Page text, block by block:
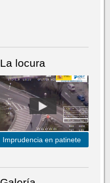
La locura
Imprudencia en patinete